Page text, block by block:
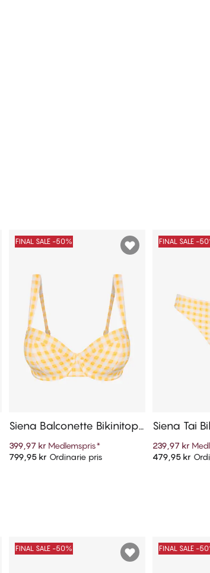
Lägg till i varukorg
FINAL SALE -50%
Siena Balconette Bikinitop
399,97 kr Medlemspris*
799,95 kr Ordinarie pris
FINAL SALE -
Siena Tai
239,97 kr
479,95 kr
FINAL SALE -50% FINAL SALE -